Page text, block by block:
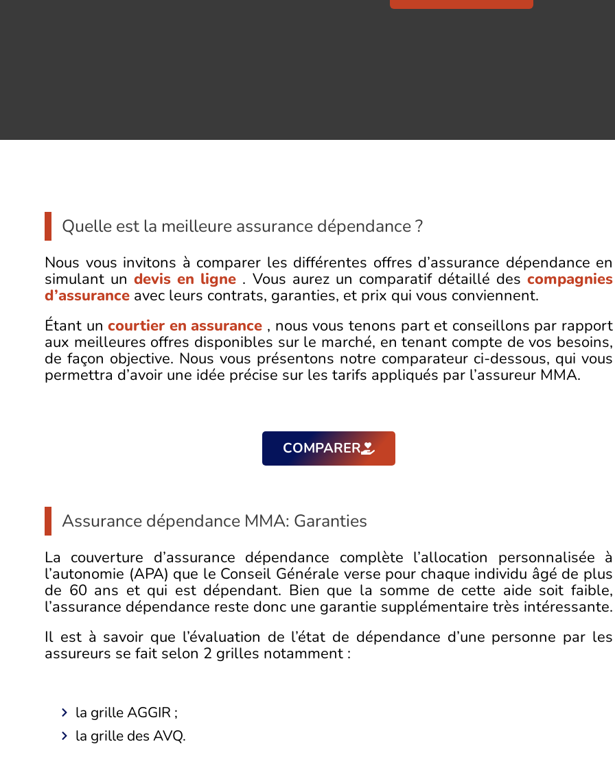
Quelle est la meilleure assurance dépendance ?
Nous vous invitons à comparer les différentes offres d’assurance dépendance en
simulant undevis en ligne . Vous aurez un comparatif détaillé descompagnies
d’assurance avec leurs contrats, garanties, et prix qui vous conviennent.
Étant uncourtier en assurance , nous vous tenons part et conseillons par rapport
aux meilleures offres disponibles sur le marché, en tenant compte de vos besoins,
de façon objective. Nous vous présentons notre comparateur ci-dessous, qui vous
permettra d’avoir une idée précise sur les tarifs appliqués par l’assureur MMA.
COMPARER
Assurance dépendance MMA: Garanties
La couverture d’assurance dépendance complète l’allocation personnalisée à
l’autonomie (APA) que le Conseil Générale verse pour chaque individu âgé de plus
de 60 ans et qui est dépendant. Bien que la somme de cette aide soit faible,
l’assurance dépendance reste donc une garantie supplémentaire très intéressante.
Il est à savoir que l’évaluation de l’état de dépendance d’une personne par les
assureurs se fait selon 2 grilles notamment :
la grille AGGIR ;
la grille des AVQ.